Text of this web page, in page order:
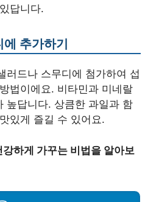
답니다.
추가하기
러드나 스무디에 첨가하여 섭
법이에요. 비타민과 미네랄
높답니다. 상큼한 과일과 함
있게 즐길 수 있어요.
하게 가꾸는 비법을 알아보